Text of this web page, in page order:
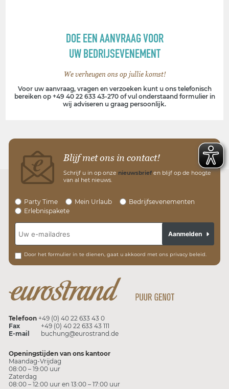
DOE EEN AANVRAAG VOOR
UW BEDRIJSEVENEMENT
We verheugen ons op jullie komst!
Voor uw aanvraag, vragen en verzoeken kunt u ons telefonisch
bereiken op +49 40 22 633 43-270 of vul onderstaand formulier in
wij adviseren u graag persoonlijk.
Blijf met ons in contact!
Schrijf u in op onze nieuwsbriefen blijf op de hoogte
van al het nieuws.
Party Time Mein Urlaub
Bedrijfsevenementen
Erlebnispakete
Door het formulier in te dienen, gaat u akkoord met ons privacy beleid.
Aanmelden
Telefoon +49 (0) 40 22 633 43 0
Fax
+49 (0) 40 22 633 43 111
E-mail
buchung@eurostrand.de
Openingstijden van ons kantoor
Maandag-Vrijdag
08:00 – 19:00 uur
Zaterdag
08:00 – 12:00 uur en 13:00 – 17:00 uur